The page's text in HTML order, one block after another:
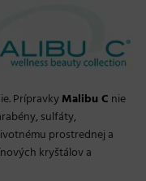
PrípravkyMalibu C nie
sulfáty,
prostrednej a
kryštálov a